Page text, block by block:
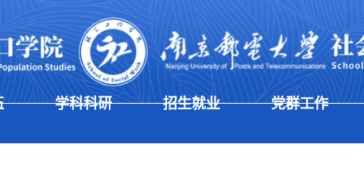
学科科研 招生就业 党群工作